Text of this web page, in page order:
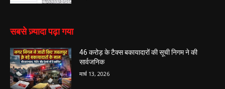
सबसे ज़्यादा पढ़ा गया
46 करोड़ के टैक्स बकायादारों की सूची निगम ने की
सार्वजनिक
मार्च 13, 2026